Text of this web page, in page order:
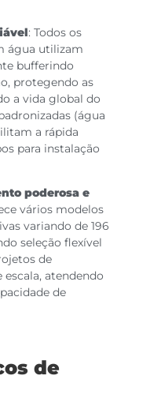
: Todos os
água utilizam
bufferindo
protegendo as
a vida global do
(água
a rápida
para instalação
poderosa e
vários modelos
variando de 196
seleção flexível
de
atendendo
de
de